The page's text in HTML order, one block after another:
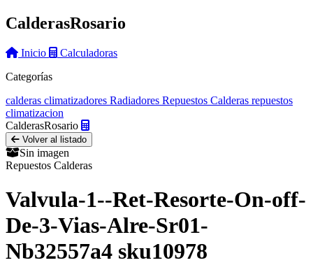
CalderasRosario
Inicio
Calculadoras
Categorías
calderas climatizadores Radiadores Repuestos Calderas repuestos
climatizacion
CalderasRosario
Volver al listado
Sin imagen
Repuestos Calderas
Valvula-1--Ret-Resorte-On-off-
De-3-Vias-Alre-Sr01-
Nb32557a4 sku10978